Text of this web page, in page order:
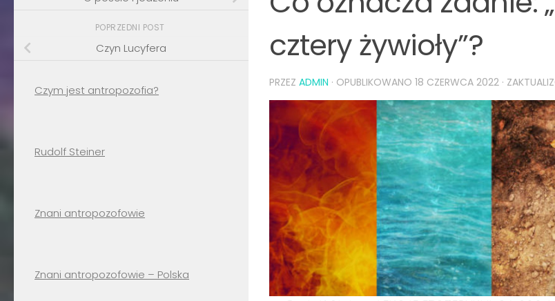
cztery żywioły”?
PRZEZ ADMIN · OPUBLIKOWANO 18 CZERWCA 2022 ·
POPRZEDNI POST
Czyn Lucyfera
Czym jest antropozofia?
Rudolf Steiner
Znani antropozofowie
Znani antropozofowie – Polska